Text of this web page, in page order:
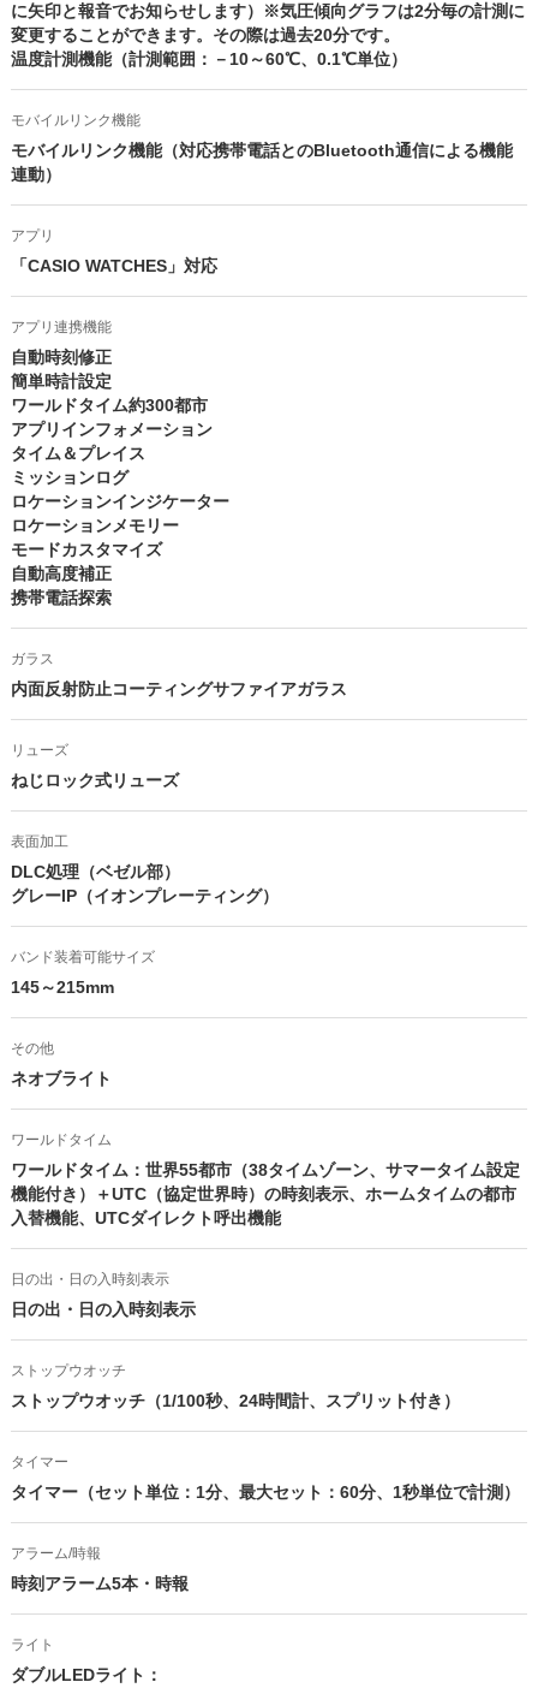
に矢印と報音でお知らせします）※気圧傾向グラフは2分毎の計測に
変更することができます。その際は過去20分です。
温度計測機能（計測範囲：－10～60℃、0.1℃単位）
モバイルリンク機能
モバイルリンク機能（対応携帯電話とのBluetooth通信による機能
連動）
アプリ
「CASIO WATCHES」対応
アプリ連携機能
自動時刻修正
簡単時計設定
ワールドタイム約300都市
アプリインフォメーション
タイム＆プレイス
ミッションログ
ロケーションインジケーター
ロケーションメモリー
モードカスタマイズ
自動高度補正
携帯電話探索
ガラス
内面反射防止コーティングサファイアガラス
リューズ
ねじロック式リューズ
表面加工
DLC処理（ベゼル部）
グレーIP（イオンプレーティング）
バンド装着可能サイズ
145～215mm
その他
ネオブライト
ワールドタイム
ワールドタイム：世界55都市（38タイムゾーン、サマータイム設定
機能付き）＋UTC（協定世界時）の時刻表示、ホームタイムの都市
入替機能、UTCダイレクト呼出機能
日の出・日の入時刻表示
日の出・日の入時刻表示
ストップウオッチ
ストップウオッチ（1/100秒、24時間計、スプリット付き）
タイマー
タイマー（セット単位：1分、最大セット：60分、1秒単位で計測）
アラーム/時報
時刻アラーム5本・時報
ライト
ダブルLEDライト：